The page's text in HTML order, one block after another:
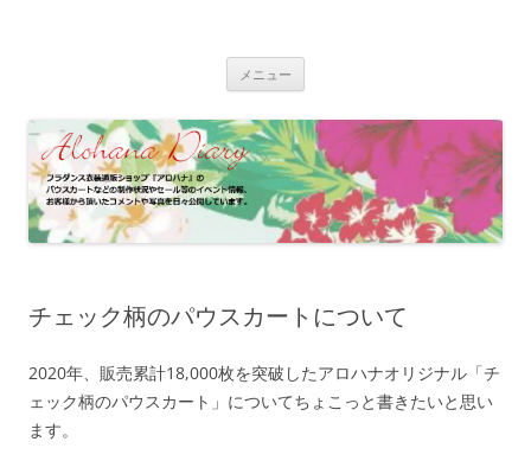
キ
ッ
プ
ラドレスの着用写真などをご紹介
メニュー
チェック柄のパウスカートについて
2020年、販売累計18,000枚を突破したアロハナオリジナル「チ
ェック柄のパウスカート」についてちょこっと書きたいと思い
ます。